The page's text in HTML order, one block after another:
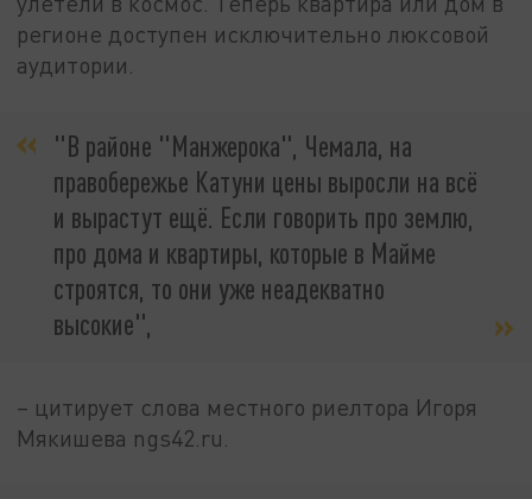
регионе доступен исключительно люксовой
аудитории.
"В районе "Манжерока", Чемала, на
правобережье Катуни цены выросли на всё
и вырастут ещё. Если говорить про землю,
про дома и квартиры, которые в Майме
строятся, то они уже неадекватно
высокие",
– цитирует слова местного риелтора Игоря
Мякишева ngs42.ru.